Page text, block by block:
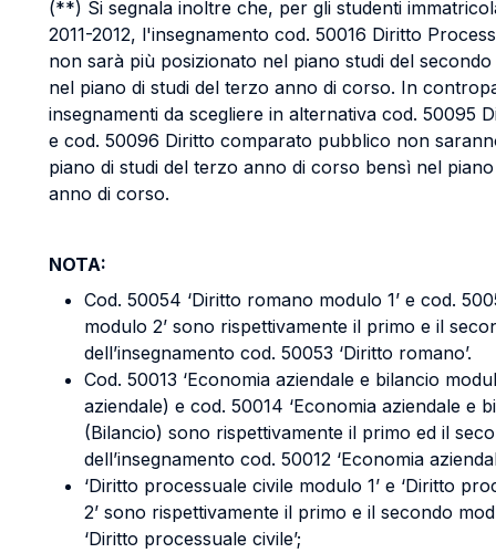
(**) Si segnala inoltre che, per gli studenti
2011-2012, l'insegnamento cod. 50016 Diritto
non sarà più posizionato nel piano studi del
nel piano di studi del terzo anno di corso. In
insegnamenti da scegliere in alternativa cod. 50095
e cod. 50096 Diritto comparato pubblico non
piano di studi del terzo anno di corso bensì nel
anno di corso.
NOTA:
Cod. 50054 ‘Diritto romano modulo 1’ e cod.
modulo 2’ sono rispettivamente il primo e il
dell’insegnamento cod. 50053 ‘Diritto romano’.
Cod. 50013 ‘Economia aziendale e bilancio
aziendale) e cod. 50014 ‘Economia aziendale e
(Bilancio) sono rispettivamente il primo ed il
dell’insegnamento cod. 50012 ‘Economia
‘Diritto processuale civile modulo 1’ e ‘Diritto
2’ sono rispettivamente il primo e il secondo
‘Diritto processuale civile’;